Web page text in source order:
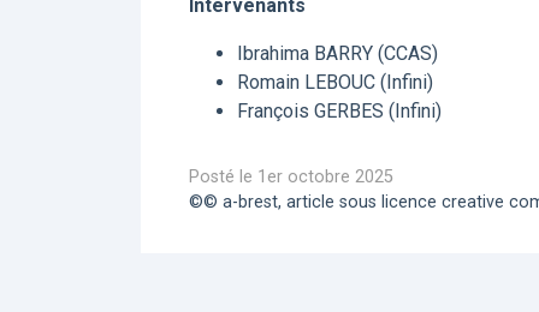
Intervenants
Ibrahima BARRY (CCAS)
Romain LEBOUC (Infini)
François GERBES (Infini)
Posté le 1er octobre 2025
©© a-brest, article sous licence creative